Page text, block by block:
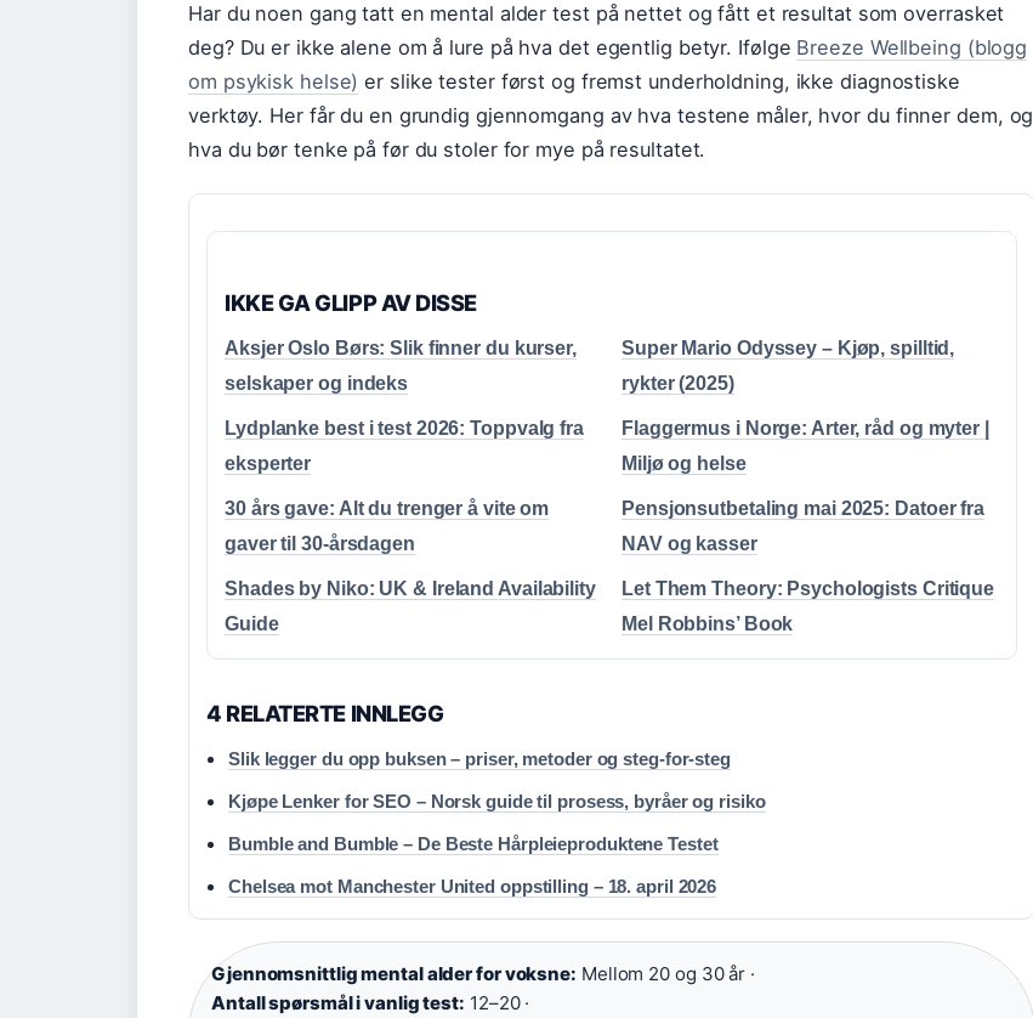
Har du noen gang tatt en mental alder test på nettet og fått et resultat som overrasket
deg? Du er ikke alene om å lure på hva det egentlig betyr. Ifølge Breeze Wellbeing (blogg
om psykisk helse) er slike tester først og fremst underholdning, ikke diagnostiske
verktøy. Her får du en grundig gjennomgang av hva testene måler, hvor du finner dem, og
hva du bør tenke på før du stoler for mye på resultatet.
IKKE GA GLIPP AV DISSE
Aksjer Oslo Børs: Slik finner du kurser,
selskaper og indeks
Super Mario Odyssey – Kjøp, spilltid,
rykter (2025)
Lydplanke best i test 2026: Toppvalg fra
eksperter
Flaggermus i Norge: Arter, råd og myter |
Miljø og helse
30 års gave: Alt du trenger å vite om
gaver til 30-årsdagen
Pensjonsutbetaling mai 2025: Datoer fra
NAV og kasser
Shades by Niko: UK & Ireland Availability
Guide
Let Them Theory: Psychologists Critique
Mel Robbins’ Book
4 RELATERTE INNLEGG
Slik legger du opp buksen – priser, metoder og steg-for-steg
Kjøpe Lenker for SEO – Norsk guide til prosess, byråer og risiko
Bumble and Bumble – De Beste Hårpleieproduktene Testet
Chelsea mot Manchester United oppstilling – 18. april 2026
Gjennomsnittlig mental alder for voksne: Mellom 20 og 30 år ·
Antall spørsmål i vanlig test: 12–20 ·